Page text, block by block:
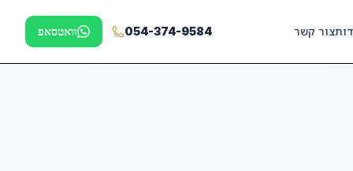
צור קשר 054-374-9584 וואטסאפ